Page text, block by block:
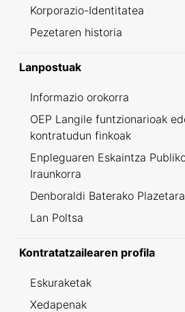
Korporazio-Identitatea
Pezetaren historia
Lanpostuak
Informazio orokorra
OEP Langile funtzionarioak
kontratudun finkoak
Enpleguaren Eskaintza
Iraunkorra
Denboraldi Baterako
Lan Poltsa
Kontratatzailearen profila
Eskuraketak
Xedapenak